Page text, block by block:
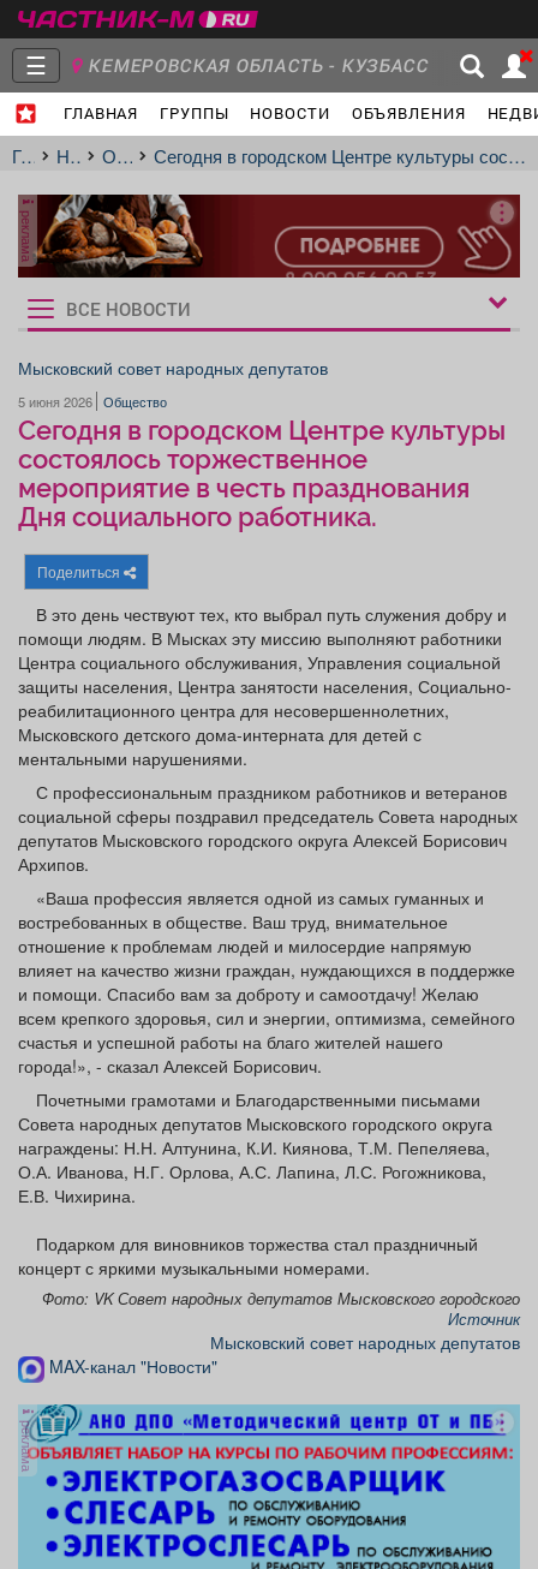
☰ КЕМЕРОВСКАЯ ОБЛАСТЬ - КУЗБАСС
ГЛАВНАЯ ГРУППЫ НОВОСТИ ОБЪЯВЛЕНИЯ
Главная
Объявления Недвижимость Услуги
Работа
Афиша
Товары Поздравления Погода
ТВ программа Я - пенсионер
ГлавнаяНовостиОбществоСегодня в городском Центре культуры состоялось торжественное мероприятие в честь празднования Дня социального работника.
реклама
Рукбрики
новостей
ВСЕ НОВОСТИ
Мысковский совет народных депутатов
5 июня 2026 Общество
Сегодня в городском Центре культуры
состоялось торжественное
мероприятие в честь празднования
Дня социального работника.
Поделиться
В это день чествуют тех, кто выбрал путь служения добру и
помощи людям. В Мысках эту миссию выполняют работники
Центра социального обслуживания, Управления социальной
защиты населения, Центра занятости населения, Социально-
реабилитационного центра для несовершеннолетних,
Мысковского детского дома-интерната для детей с
ментальными нарушениями.
С профессиональным праздником работников и ветеранов
социальной сферы поздравил председатель Совета народных
депутатов Мысковского городского округа Алексей Борисович
Архипов.
«Ваша профессия является одной из самых гуманных и
востребованных в обществе. Ваш труд, внимательное
отношение к проблемам людей и милосердие напрямую
влияет на качество жизни граждан, нуждающихся в поддержке
и помощи. Спасибо вам за доброту и самоотдачу! Желаю
всем крепкого здоровья, сил и энергии, оптимизма, семейного
счастья и успешной работы на благо жителей нашего
города!», - сказал Алексей Борисович.
Почетными грамотами и Благодарственными письмами
Совета народных депутатов Мысковского городского округа
награждены: Н.Н. Алтунина, К.И. Киянова, Т.М. Пепеляева,
О.А. Иванова, Н.Г. Орлова, А.С. Лапина, Л.С. Рогожникова,
Е.В. Чихирина.
Подарком для виновников торжества стал праздничный
концерт с яркими музыкальными номерами.
Фото: VK Совет народных депутатов Мысковского городского
Источник
Мысковский совет народных депутатов
MAX-канал "Новости"
реклама